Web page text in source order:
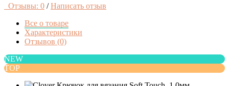
Отзывы: 0 / Написать отзыв
Все о товаре
Характеристики
Отзывов (0)
NEW
TOP